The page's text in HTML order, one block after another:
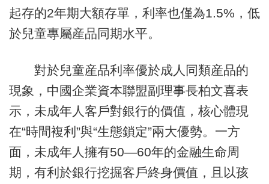
起存的2年期大額存單，利率也僅為1.5%，低
於兒童專屬産品同期水平。
對於兒童産品利率優於成人同類産品的
現象，中國企業資本聯盟副理事長柏文喜表
示，未成年人客戶對銀行的價值，核心體現
在“時間複利”與“生態鎖定”兩大優勢。一方
面，未成年人擁有50—60年的金融生命周
期，有利於銀行挖掘客戶終身價值，且以孩